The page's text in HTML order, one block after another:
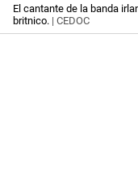
El cantante de la banda
britnico. | CEDOC